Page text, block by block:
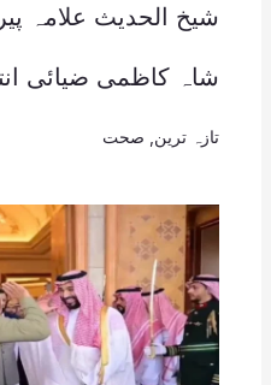
شیخ الحدیث علامہ
شاہ کاظمی ضیائی
تازہ ترین صحت